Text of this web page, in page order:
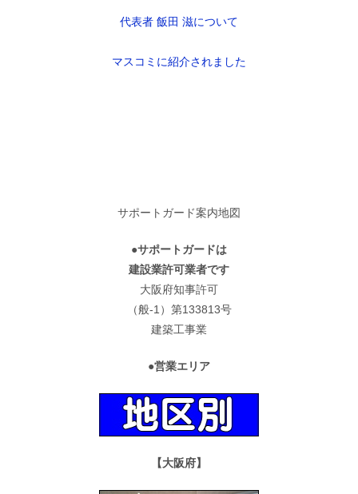
代表者 飯田 滋について
マスコミに紹介されました
サポートガード案内地図
●サポートガードは
建設業許可業者です
大阪府知事許可
（般-1）第133813号
建築工事業
●営業エリア
【大阪府】